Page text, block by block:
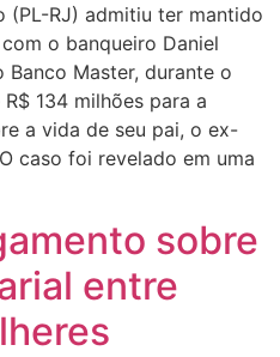
(PL-RJ) admitiu ter mantido
o banqueiro Daniel
Master, durante o
134 milhões para a
a vida de seu pai, o ex-
caso foi revelado em uma
sobre
entre